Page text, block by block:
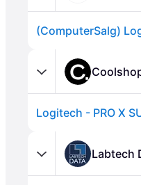
Labtech